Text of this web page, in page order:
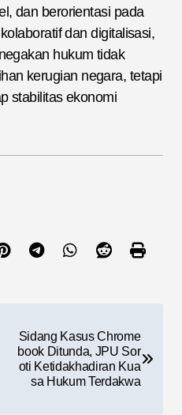
dan berorientasi pada
dan digitalisasi,
hukum tidak
kerugian negara, tetapi
stabilitas ekonomi
Sidang Kasus Chrome
book Ditunda, JPU Sor
oti Ketidakhadiran Kua
sa Hukum Terdakwa